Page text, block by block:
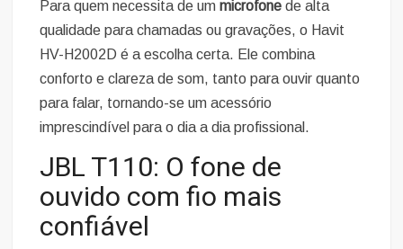
Para quem necessita de ummicrofone de alta
qualidade para chamadas ou gravações, o Havit
HV-H2002D é a escolha certa. Ele combina
conforto e clareza de som, tanto para ouvir quanto
para falar, tornando-se um acessório
imprescindível para o dia a dia profissional.
JBL T110: O fone de
ouvido com fio mais
confiável